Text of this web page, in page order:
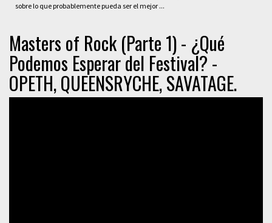
sobre lo que probablemente pueda ser el mejor ...
Masters of Rock (Parte 1) - ¿Qué
Podemos Esperar del Festival? -
OPETH, QUEENSRYCHE, SAVATAGE.